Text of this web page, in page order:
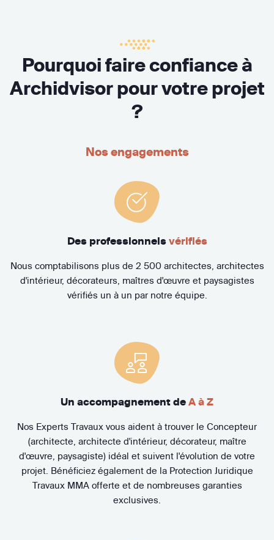
Pourquoi faire confiance à
Archidvisor pour votre projet
?
Nos engagements
Des professionnels vérifiés
Nous comptabilisons plus de 2 500 architectes, architectes
d'intérieur, décorateurs, maîtres d'œuvre et paysagistes
vérifiés un à un par notre équipe.
Un accompagnement de A à Z
Nos Experts Travaux vous aident à trouver le Concepteur
(architecte, architecte d'intérieur, décorateur, maître
d'œuvre, paysagiste) idéal et suivent l'évolution de votre
projet. Bénéficiez également de la Protection Juridique
Travaux MMA offerte et de nombreuses garanties
exclusives.